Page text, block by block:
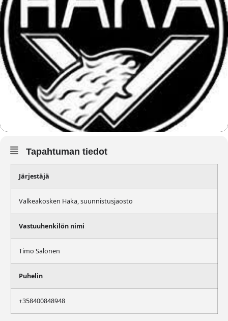
Tapahtuman tiedot
Järjestäjä
Valkeakosken Haka, suunnistusjaosto
Vastuuhenkilön nimi
Timo Salonen
Puhelin
+358400848948